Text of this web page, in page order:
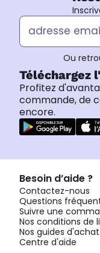
Ou
Téléchargez
Profitez
commande, de
encore.
Besoin d’aide ?
Contactez-nous
Questions
Suivre une
Nos conditions de
Nos guides d'achat
Centre d'aide